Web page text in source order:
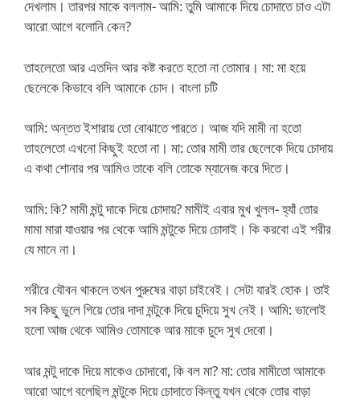
দেখলাম। তারপর মাকে বললাম- আমি: তুমি আমাকে দিয়ে চোদাতে চাও এটা
আরো আগে বলোনি কেন?
তাহলেতো আর এতদিন আর কষ্ট করতে হতো না তোমার। মা: মা হয়ে
ছেলেকে কিভাবে বলি আমাকে চোদ। বাংলা চটি
আমি: অন্তত ইশারায় তো বোঝাতে পারতে। আজ যদি মামী না হতো
তাহলেতো এখনো কিছুই হতো না। মা: তোর মামী তার ছেলেকে দিয়ে চোদায়
এ কথা শোনার পর আমিও তাকে বলি তোকে ম্যানেজ করে দিতে।
আমি: কি? মামী মন্টু দাকে দিয়ে চোদায়? মামীই এবার মুখ খুলল- হ্যাঁ তোর
মামা মারা যাওয়ার পর থেকে আমি মন্টুকে দিয়ে চোদাই। কি করবো এই শরীর
যে মানে না।
শরীরে যৌবন থাকলে তখন পুরুষের বাড়া চাইবেই। সেটা যারই হোক। তাই
সব কিছু ভুলে গিয়ে তোর দাদা মন্টুকে দিয়ে চুদিয়ে সুখ নেই। আমি: ভালোই
হলো আজ থেকে আমিও তোমাকে আর মাকে চুদে সুখ দেবো।
আর মন্টু দাকে দিয়ে মাকেও চোদাবো, কি বল মা? মা: তোর মামীতো আমাকে
আরো আগে বলেছিল মন্টুকে দিয়ে চোদাতে কিন্তু যখন থেকে তোর বাড়া